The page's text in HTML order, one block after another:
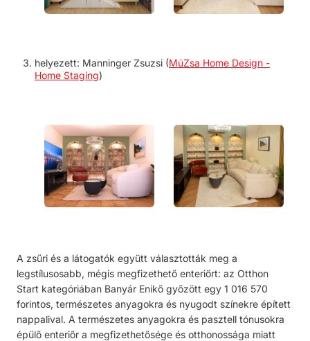
helyezett: Manninger Zsuzsi (MúZsa Home Design -
Home Staging)
A zsűri és a látogatók együtt választották meg a
legstílusosabb, mégis megfizethető enteriőrt: az Otthon
Start kategóriában Banyár Enikő győzött egy 1 016 570
forintos, természetes anyagokra és nyugodt színekre épített
nappalival. A természetes anyagokra és pasztell tónusokra
épülő enteriőr a megfizethetősége és otthonossága miatt